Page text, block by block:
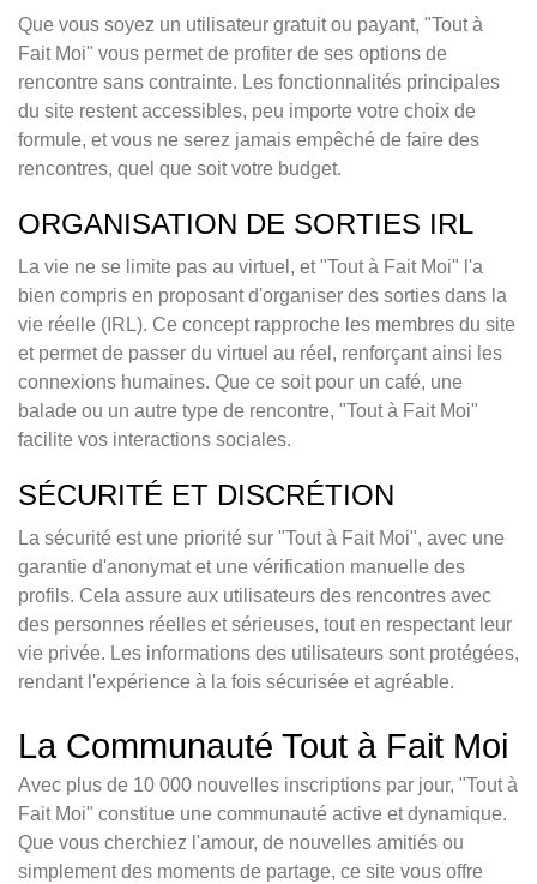
Que vous soyez un utilisateur gratuit ou payant, "Tout à
Fait Moi" vous permet de profiter de ses options de
rencontre sans contrainte. Les fonctionnalités principales
du site restent accessibles, peu importe votre choix de
formule, et vous ne serez jamais empêché de faire des
rencontres, quel que soit votre budget.
ORGANISATION DE SORTIES IRL
La vie ne se limite pas au virtuel, et "Tout à Fait Moi" l'a
bien compris en proposant d'organiser des sorties dans la
vie réelle (IRL). Ce concept rapproche les membres du site
et permet de passer du virtuel au réel, renforçant ainsi les
connexions humaines. Que ce soit pour un café, une
balade ou un autre type de rencontre, "Tout à Fait Moi"
facilite vos interactions sociales.
SÉCURITÉ ET DISCRÉTION
La sécurité est une priorité sur "Tout à Fait Moi", avec une
garantie d'anonymat et une vérification manuelle des
profils. Cela assure aux utilisateurs des rencontres avec
des personnes réelles et sérieuses, tout en respectant leur
vie privée. Les informations des utilisateurs sont protégées,
rendant l'expérience à la fois sécurisée et agréable.
La Communauté Tout à Fait Moi
Avec plus de 10 000 nouvelles inscriptions par jour, "Tout à
Fait Moi" constitue une communauté active et dynamique.
Que vous cherchiez l'amour, de nouvelles amitiés ou
simplement des moments de partage, ce site vous offre